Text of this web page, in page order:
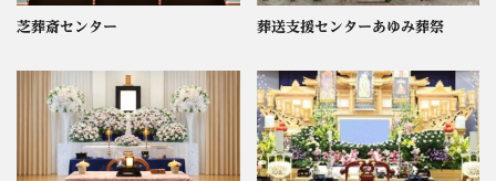
芝葬斎センター 葬送支援センターあゆみ葬祭